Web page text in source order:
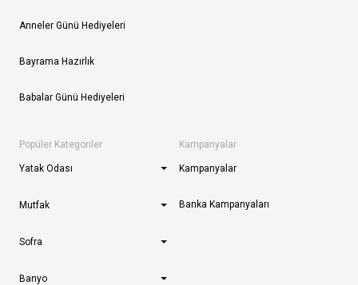
Anneler Günü Hediyeleri
Bayrama Hazırlık
Babalar Günü Hediyeleri
Popüler Kategoriler
Yatak Odası
Mutfak
Sofra
Banyo
Kampanyalar
Kampanyalar
Banka Kampanyaları